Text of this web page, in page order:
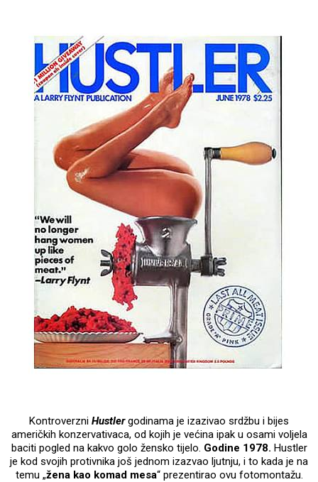
Kontroverzni Hustlergodinama je izazivao srdžbu i bijes
američkih konzervativaca, od kojih je većina ipak u osami voljela
baciti pogled na kakvo golo žensko tijelo. Godine 1978. Hustler
je kod svojih protivnika još jednom izazvao ljutnju, i to kada je na
temu „žena kao komad mesa“ prezentirao ovu fotomontažu.